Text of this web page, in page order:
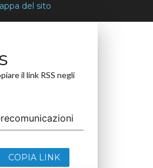
del sito
il link RSS negli
COPIA LINK